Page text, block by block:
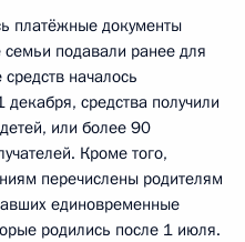
платёжные документы
подавали ранее для
началось
средства получили
или более 90
Кроме того,
перечислены родителям
единовременные
родились после 1 июля.